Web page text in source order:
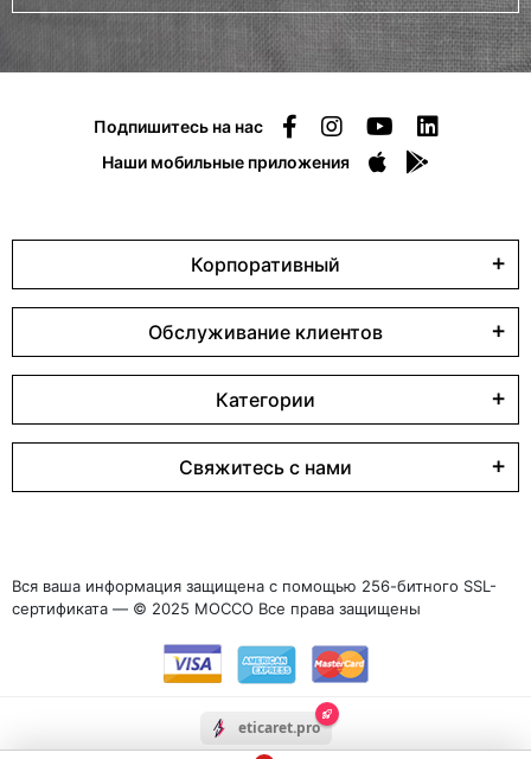
Подпишитесь на нас
Наши мобильные приложения
Корпоративный
Обслуживание клиентов
Категории
Свяжитесь с нами
Вся ваша информация защищена с помощью 256-битного SSL-
сертификата — © 2025 MOCCO Все права защищены
eticaret.pro